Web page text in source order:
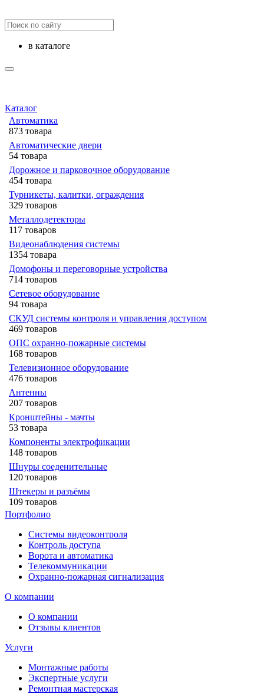
в каталоге
Каталог
Автоматика
873 товара
Автоматические двери
54 товара
Дорожное и парковочное оборудование
454 товара
Турникеты, калитки, ограждения
329 товаров
Металлодетекторы
117 товаров
Видеонаблюдения cистемы
1354 товара
Домофоны и переговорные устройства
714 товаров
Сетевое оборудование
94 товара
СКУД системы контроля и управления доступом
469 товаров
ОПС охранно-пожарные системы
168 товаров
Телевизионное оборудование
476 товаров
Антенны
207 товаров
Кронштейны - мачты
53 товара
Компоненты электрофикации
148 товаров
Шнуры соеденительные
120 товаров
Штекеры и разъёмы
109 товаров
Портфолио
Системы видеоконтроля
Контроль доступа
Ворота и автоматика
Телекоммуникации
Охранно-пожарная сигнализация
О компании
О компании
Отзывы клиентов
Услуги
Монтажные работы
Экспертные услуги
Ремонтная мастерская